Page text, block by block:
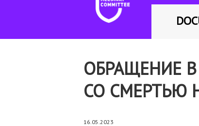
ОБРАЩЕНИЕ
СО СМЕРТЬЮ
16.05.2023